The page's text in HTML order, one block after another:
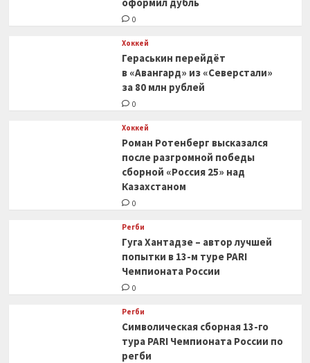
0
Хоккей
Гераськин перейдёт
в «Авангард» из «Северстали»
за 80 млн рублей
0
Хоккей
Роман Ротенберг высказался
после разгромной победы
сборной «Россия 25» над
Казахстаном
0
Регби
Гуга Хантадзе – автор лучшей
попытки в 13-м туре PARI
Чемпионата России
0
Регби
Символическая сборная 13-го
тура PARI Чемпионата России по
регби